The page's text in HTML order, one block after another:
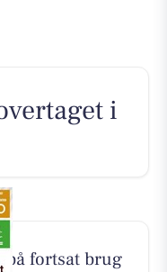
i
på fortsat brug